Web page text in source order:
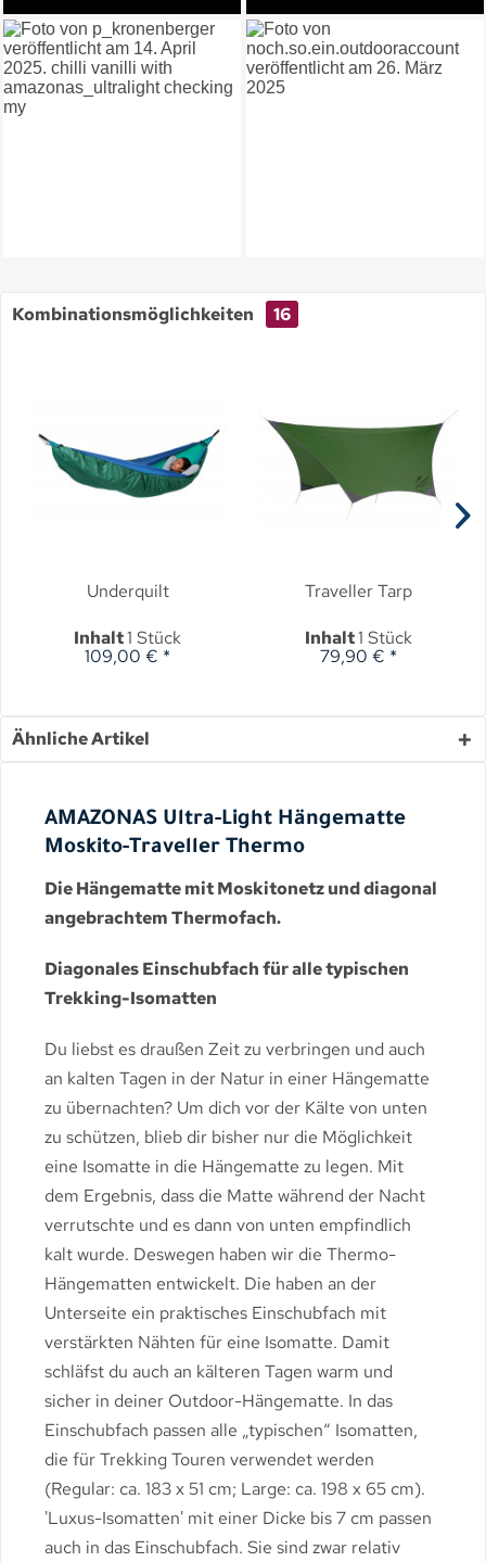
Kombinationsmöglichkeiten 16
Underquilt
Inhalt1 Stück
109,00 € *
Traveller Tarp
Inhalt1 Stück
79,90 € *
Ähnliche Artikel
AMAZONAS Ultra-Light Hängematte
Moskito-Traveller Thermo
Die Hängematte mit Moskitonetz und diagonal
angebrachtem Thermofach.
Diagonales Einschubfach für alle typischen
Trekking-Isomatten
Du liebst es draußen Zeit zu verbringen und auch
an kalten Tagen in der Natur in einer Hängematte
zu übernachten? Um dich vor der Kälte von unten
zu schützen, blieb dir bisher nur die Möglichkeit
eine Isomatte in die Hängematte zu legen. Mit
dem Ergebnis, dass die Matte während der Nacht
verrutschte und es dann von unten empfindlich
kalt wurde. Deswegen haben wir die Thermo-
Hängematten entwickelt. Die haben an der
Unterseite ein praktisches Einschubfach mit
verstärkten Nähten für eine Isomatte. Damit
schläfst du auch an kälteren Tagen warm und
sicher in deiner Outdoor-Hängematte. In das
Einschubfach passen alle „typischen“ Isomatten,
die für Trekking Touren verwendet werden
(Regular: ca. 183 x 51 cm; Large: ca. 198 x 65 cm).
'Luxus-Isomatten' mit einer Dicke bis 7 cm passen
auch in das Einschubfach. Sie sind zwar relativ